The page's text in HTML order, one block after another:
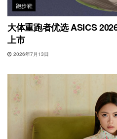
跑步鞋
大体重跑者优选 ASICS
上市
2026年7月13日